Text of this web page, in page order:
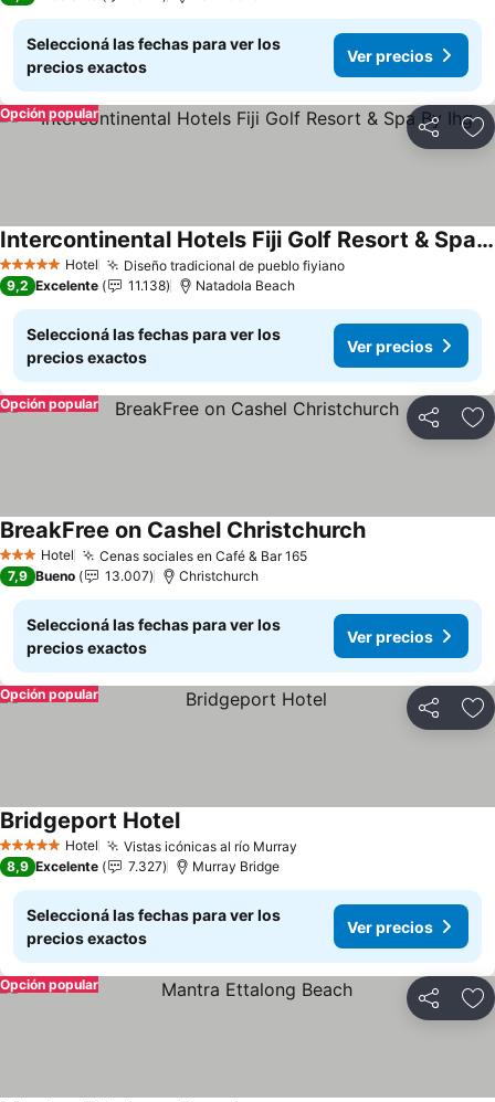
Seleccioná las fechas para ver los
precios exactos
Ver precios
Compartir
Opción popular
5 Estrellas Hotel Diseño tradicional de pueblo fiyianoVer precios
Intercontinental Hotels Fiji Golf Resort & Spa By Ihg
Ver precios
9,2 Excelente 11.138 Natadola Beach
Seleccioná las fechas para ver los
precios exactos
Ver precios
Compartir
Opción popular
3 Estrellas
Hotel Cenas sociales en Café & Bar 165Ver precios
BreakFree on Cashel ChristchurchVer precios
7,9 Bueno 13.007 Christchurch
Seleccioná las fechas para ver los
precios exactos
Ver precios
Compartir
Opción popular
5 Estrellas Hotel Vistas icónicas al río Murray
Bridgeport HotelVer precios
8,9 Excelente 7.327 Murray Bridge
Seleccioná las fechas para ver los
precios exactos
Ver precios
Compartir
Opción popular